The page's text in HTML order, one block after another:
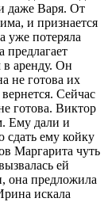
даже Варя. От
и признается
уже потеряла
в аренду. Он
не готова их
Сейчас
готова. Виктор
Ему дали и
сдать ему койку
Маргарита чуть
ей
она предложила
искала